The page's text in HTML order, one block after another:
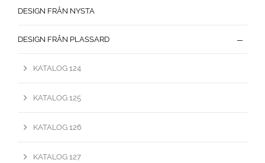
DESIGN FRÅN NYSTA
DESIGN FRÅN PLASSARD
KATALOG 124
KATALOG 125
KATALOG 126
KATALOG 127